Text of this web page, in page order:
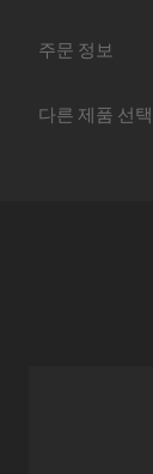
주문 정보
다른 제품 선